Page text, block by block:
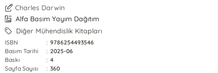
Charles Darwin
Alfa Basım Yayım Dağıtım
Diğer Mühendislik Kitapları
ISBN : 9786254493546
Basım Tarihi
: 2025-06
Baskı
: 4
Sayfa Sayısı
: 360